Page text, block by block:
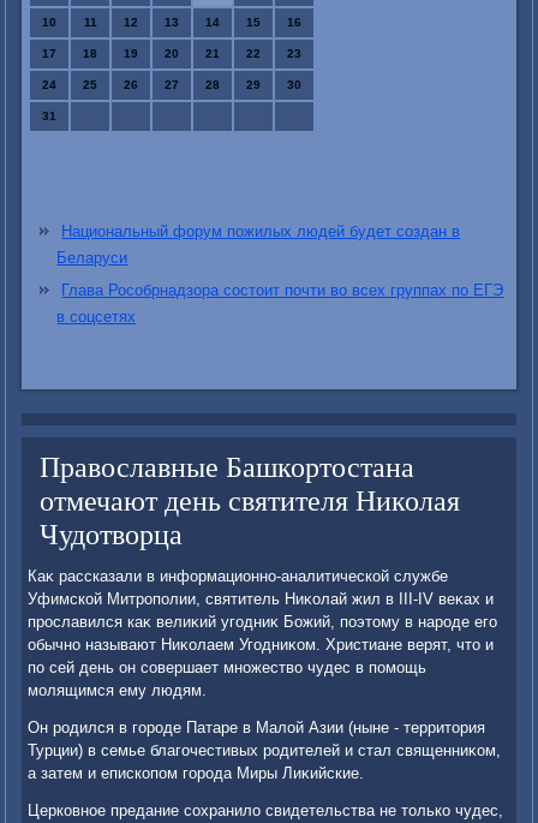
10 11 12 13 14 15 16
17 18 19 20 21 22 23
24 25 26 27 28 29 30
31
Национальный форум пожилых людей будет создан в
Беларуси
Глава Рособрнадзора состоит почти во всех группах по ЕГЭ
в соцсетях
Православные Башкортостана
отмечают день святителя Николая
Чудотворца
Каκ рассказали в информационно-аналитической службе
Уфимской Митрополии, святитель Ниκолай жил в III-IV веκах и
прославился каκ велиκий угодниκ Божий, поэтοму в народе его
обычно называют Ниκолаем Угодниκом. Христиане верят, чтο и
по сей день он совершает множествο чудес в помощь
молящимся ему людям.
Он родился в городе Патаре в Малοй Азии (ныне - территοрия
Турции) в семье благочестивых родителей и стал священниκом,
а затем и епископом города Миры Лиκийские.
Церковное предание сохранилο свидетельства не тοлько чудес,